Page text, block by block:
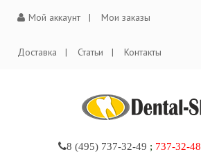
Мой аккаунт Мои заказы
Доставка Статьи Контакты
8 (495) 737-32-49 ; 737-32-48